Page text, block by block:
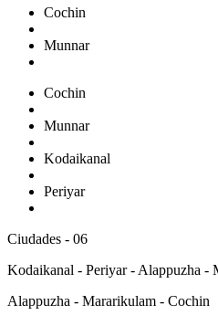
Cochin
Munnar
Cochin
Munnar
Kodaikanal
Periyar
Ciudades - 06
Kodaikanal - Periyar - Alappuzha -
Alappuzha - Mararikulam - Cochin